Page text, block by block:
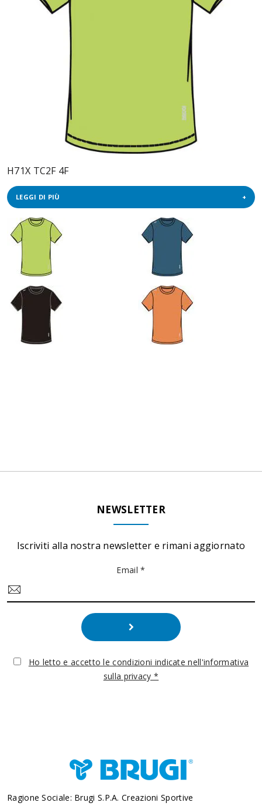
H71X TC2F 4F
LEGGI DI PIÙ
NEWSLETTER
Iscriviti alla nostra newsletter e rimani aggiornato
Email *
Ho letto e accetto le condizioni indicate nell'informativa
sulla privacy *
Ragione Sociale: Brugi S.p.A. Creazioni Sportive